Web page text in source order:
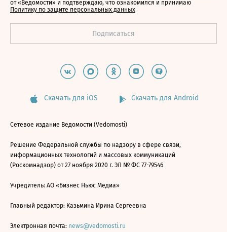
от «Ведомости» и подтверждаю, что ознакомился и принимаю
Политику по защите персональных данных
Скачать для iOS Скачать для Android
Сетевое издание Ведомости (Vedomosti)
Решение Федеральной службы по надзору в сфере связи,
информационных технологий и массовых коммуникаций
(Роскомнадзор) от 27 ноября 2020 г. ЭЛ № ФС 77-79546
Учредитель: АО «Бизнес Ньюс Медиа»
Главный редактор: Казьмина Ирина Сергеевна
Электронная почта: news@vedomosti.ru